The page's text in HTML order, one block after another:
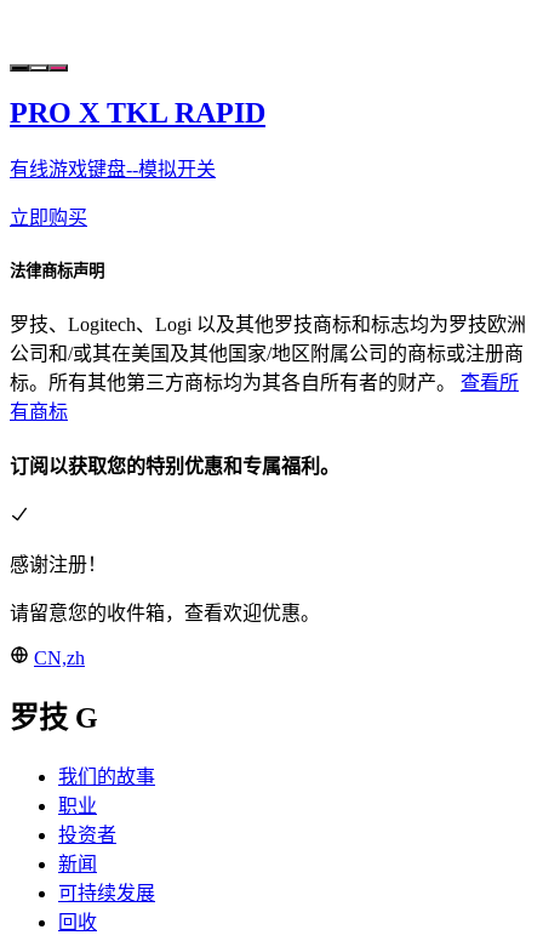
PRO X TKL RAPID
有线游戏键盘--模拟开关
立即购买
法律商标声明
罗技、Logitech、Logi 以及其他罗技商标和标志均为罗技欧洲
公司和/或其在美国及其他国家/地区附属公司的商标或注册商
标。所有其他第三方商标均为其各自所有者的财产。 查看所
有商标
订阅以获取您的特别优惠和专属福利。
感谢注册！
请留意您的收件箱，查看欢迎优惠。
CN,zh
罗技 G
我们的故事
职业
投资者
新闻
可持续发展
回收